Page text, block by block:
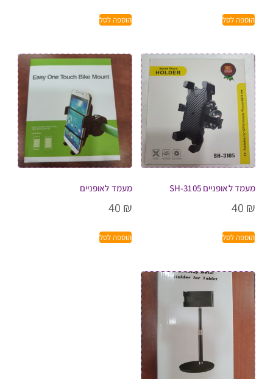
הוספה לסל הוספה לסל
מעמד לאופניים SH-3105
40 ₪
הוספה לסל
מעמד לאופניים
40 ₪
הוספה לסל